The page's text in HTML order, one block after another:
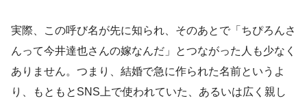
実際、この呼び名が先に知られ、そのあとで「ちぴろんさ
んって今井達也さんの嫁なんだ」とつながった人も少なく
ありません。つまり、結婚で急に作られた名前というよ
り、もともとSNS上で使われていた、あるいは広く親し